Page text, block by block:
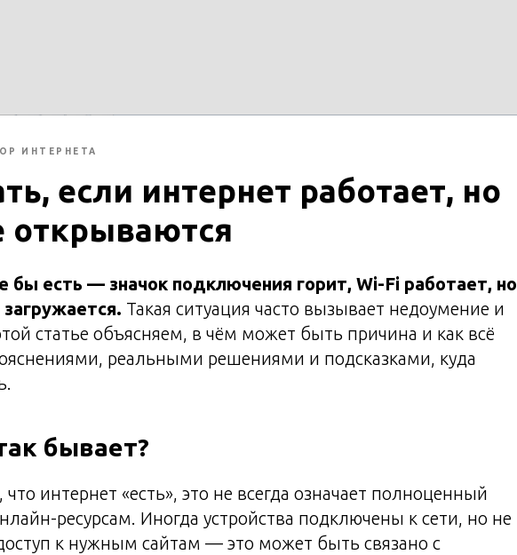
ИНТЕРНЕТА
если интернет работает, но
открываются
бы есть — значок подключения горит, Wi-Fi работает, но
Такая ситуация часто вызывает недоумение и
статье объясняем, в чём может быть причина и как всё
реальными решениями и подсказками, куда
бывает?
интернет «есть», это не всегда означает полноценный
ресурсам. Иногда устройства подключены к сети, но не
к нужным сайтам — это может быть связано с